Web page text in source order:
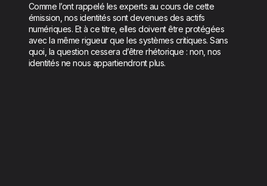
Comme l’ont rappelé les experts au cours de cette
émission, nos identités sont devenues des actifs
numériques. Et à ce titre, elles doivent être protégées
avec la même rigueur que les systèmes critiques. Sans
quoi, la question cessera d’être rhétorique : non, nos
identités ne nous appartiendront plus.